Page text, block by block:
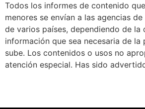
Todos los informes de contenido
menores se envían a las agencias
de varios países, dependiendo de la
información que sea necesaria de la
sube. Los contenidos o usos no
atención especial. Has sido